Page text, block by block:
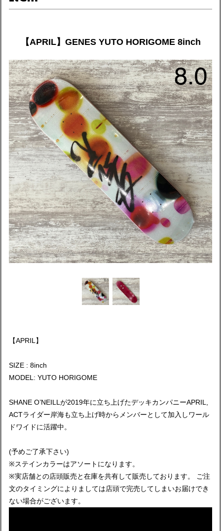
【APRIL】GENES YUTO HORIGOME 8inch
【APRIL】
SIZE : 8inch
MODEL: YUTO HORIGOME
SHANE O’NEILLが2019年に立ち上げたデッキカンパニーAPRIL,
ACTライダー岸海も立ち上げ時からメンバーとして加入しワール
ドワイドに活躍中。
(予めご了承下さい)
※ステインカラーはアソートになります。
※実店舗との店頭販売と在庫を共有して販売しております。 ご注
文のタイミングによりましては店頭で完売してしまいお届けでき
ない場合がございます。